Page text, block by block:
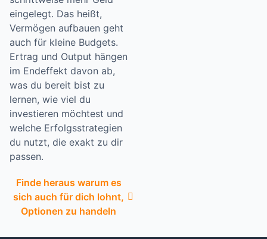
eingelegt. Das heißt,
Vermögen aufbauen geht
auch für kleine Budgets.
Ertrag und Output hängen
im Endeffekt davon ab,
was du bereit bist zu
lernen, wie viel du
investieren möchtest und
welche Erfolgsstrategien
du nutzt, die exakt zu dir
passen.
Finde heraus warum es
sich auch für dich lohnt,
Optionen zu handeln